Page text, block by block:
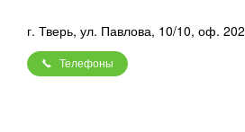
г. Тверь, ул. Павлова, 10/10, оф. 202
Телефоны